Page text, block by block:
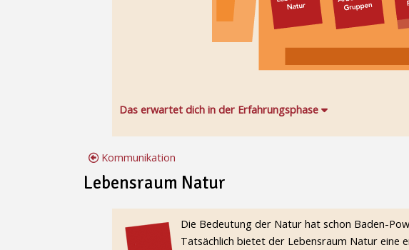
Das erwartet dich in der Erfahrungsphase
Kommunikation
Lebensraum Natur
Lebensraum Natur
Die Bedeutung der Natur hat schon Baden-
Tatsächlich bietet der Lebensraum Natur eine